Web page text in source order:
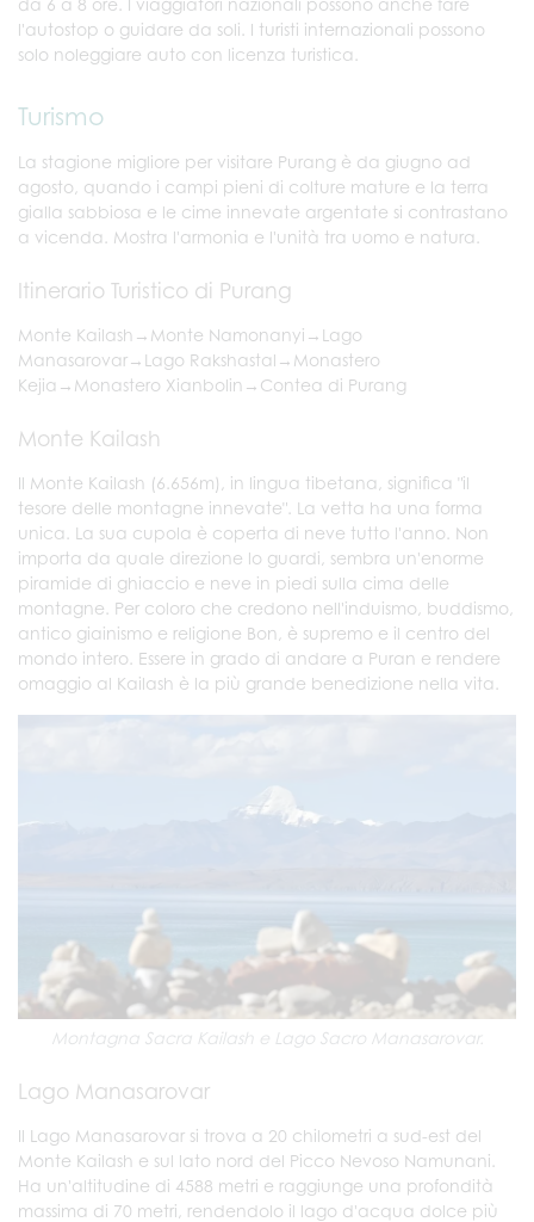
da 6 a 8 ore. I viaggiatori nazionali possono anche fare
l'autostop o guidare da soli. I turisti internazionali possono
solo noleggiare auto con licenza turistica.
Turismo
La stagione migliore per visitare Purang è da giugno ad
agosto, quando i campi pieni di colture mature e la terra
gialla sabbiosa e le cime innevate argentate si contrastano
a vicenda. Mostra l'armonia e l'unità tra uomo e natura.
Itinerario Turistico di Purang
Monte Kailash→Monte Namonanyi→Lago
Manasarovar→Lago Rakshastal→Monastero
Kejia→Monastero Xianbolin→Contea di Purang
Monte Kailash
Il Monte Kailash (6.656m), in lingua tibetana, significa "il
tesore delle montagne innevate". La vetta ha una forma
unica. La sua cupola è coperta di neve tutto l'anno. Non
importa da quale direzione lo guardi, sembra un'enorme
piramide di ghiaccio e neve in piedi sulla cima delle
montagne. Per coloro che credono nell'induismo, buddismo,
antico giainismo e religione Bon, è supremo e il centro del
mondo intero. Essere in grado di andare a Puran e rendere
omaggio al Kailash è la più grande benedizione nella vita.
Montagna Sacra Kailash e Lago Sacro Manasarovar.
Lago Manasarovar
Il Lago Manasarovar si trova a 20 chilometri a sud-est del
Monte Kailash e sul lato nord del Picco Nevoso Namunani.
Ha un'altitudine di 4588 metri e raggiunge una profondità
massima di 70 metri, rendendolo il lago d'acqua dolce più